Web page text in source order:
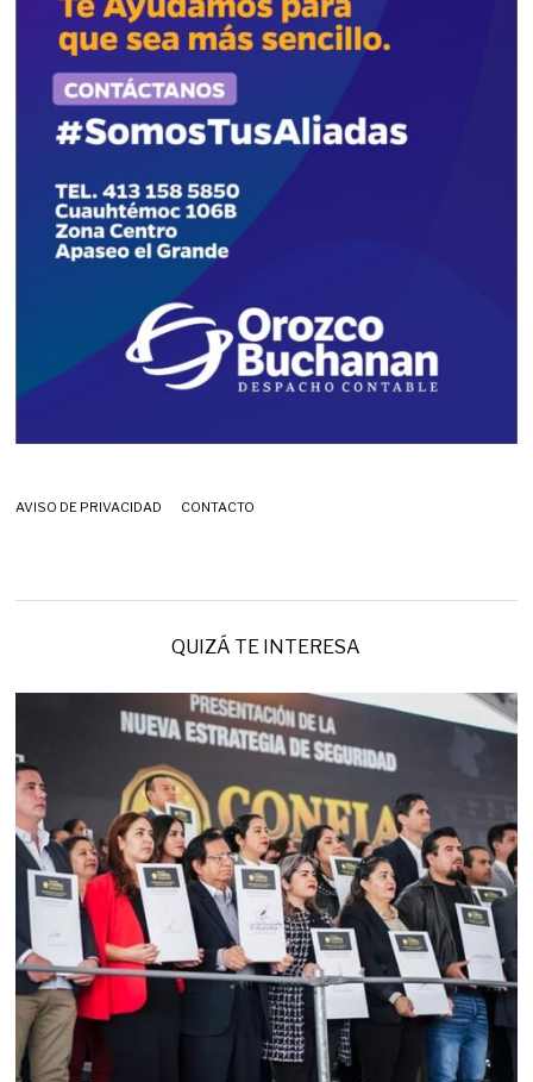
AVISO DE PRIVACIDAD CONTACTO
QUIZÁ TE INTERESA